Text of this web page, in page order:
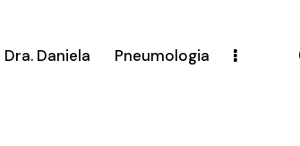
Dra. Daniela Pneumologia